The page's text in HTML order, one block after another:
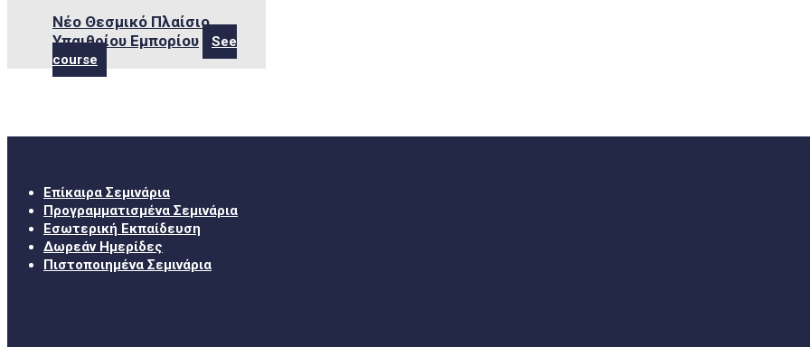
Νέο Θεσμικό Πλαίσιο
Υπαιθρίου Εμπορίου
See
course
Επίκαιρα Σεμινάρια
Προγραμματισμένα Σεμινάρια
Εσωτερική Εκπαίδευση
Δωρεάν Ημερίδες
Πιστοποιημένα Σεμινάρια